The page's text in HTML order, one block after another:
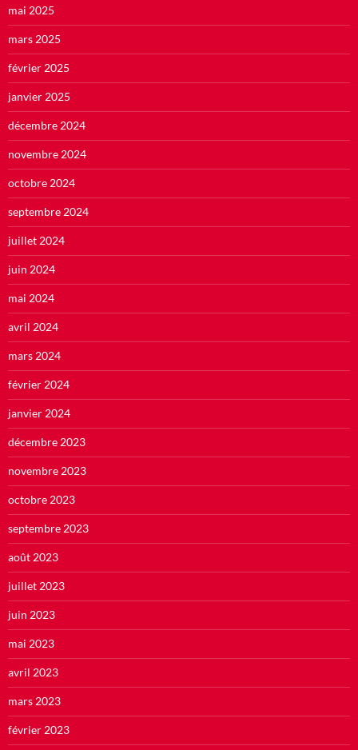
mai 2025
mars 2025
février 2025
janvier 2025
décembre 2024
novembre 2024
octobre 2024
septembre 2024
juillet 2024
juin 2024
mai 2024
avril 2024
mars 2024
février 2024
janvier 2024
décembre 2023
novembre 2023
octobre 2023
septembre 2023
août 2023
juillet 2023
juin 2023
mai 2023
avril 2023
mars 2023
février 2023